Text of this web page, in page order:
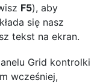
F5), aby
się nasz
tekst na ekran.
Grid kontrolki
wcześniej,